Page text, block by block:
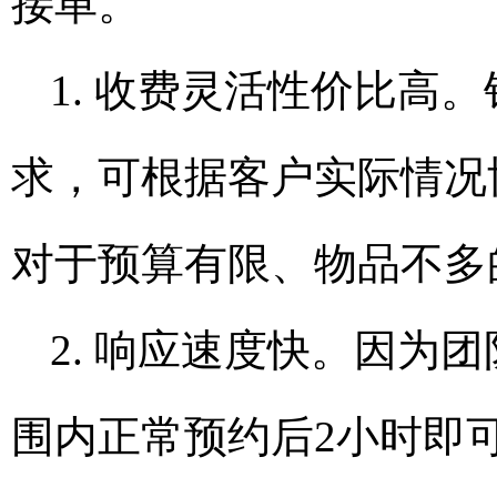
1. 收费灵活性价比高
求，可根据客户实际情
对于预算有限、物品不
2. 响应速度快。因为
围内正常预约后2小时即